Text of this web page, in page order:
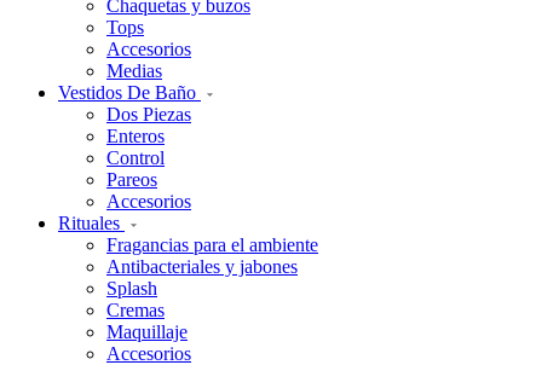
Chaquetas y buzos
Tops
Accesorios
Medias
Vestidos De Baño
Dos Piezas
Enteros
Control
Pareos
Accesorios
Rituales
Fragancias para el ambiente
Antibacteriales y jabones
Splash
Cremas
Maquillaje
Accesorios